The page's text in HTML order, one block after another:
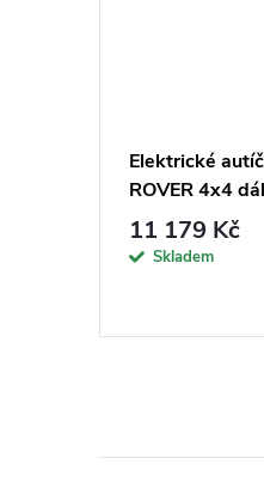
Elektrické
ROVER 4x4
11 179 Kč
Skladem